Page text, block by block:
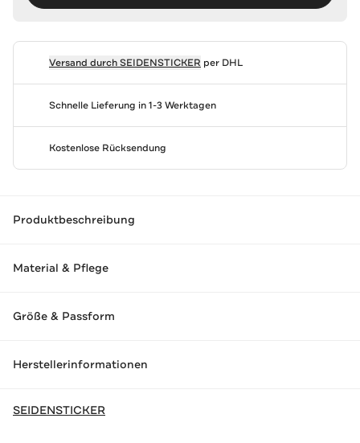
Versand durchSEIDENSTICKER per DHL
Schnelle Lieferung in 1-3 Werktagen
Kostenlose Rücksendung
Produktbeschreibung
Material & Pflege
Größe & Passform
Herstellerinformationen
SEIDENSTICKER